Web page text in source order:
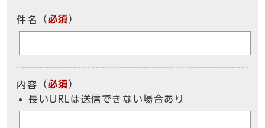
件名 （必須）
内容 （必須）
長いURLは送信できない場合あり